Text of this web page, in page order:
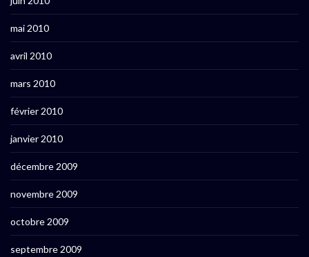
mai 2010
avril 2010
mars 2010
février 2010
janvier 2010
décembre 2009
novembre 2009
octobre 2009
septembre 2009